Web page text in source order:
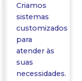
Criamos
sistemas
customizados
para
atender às
suas
necessidades.